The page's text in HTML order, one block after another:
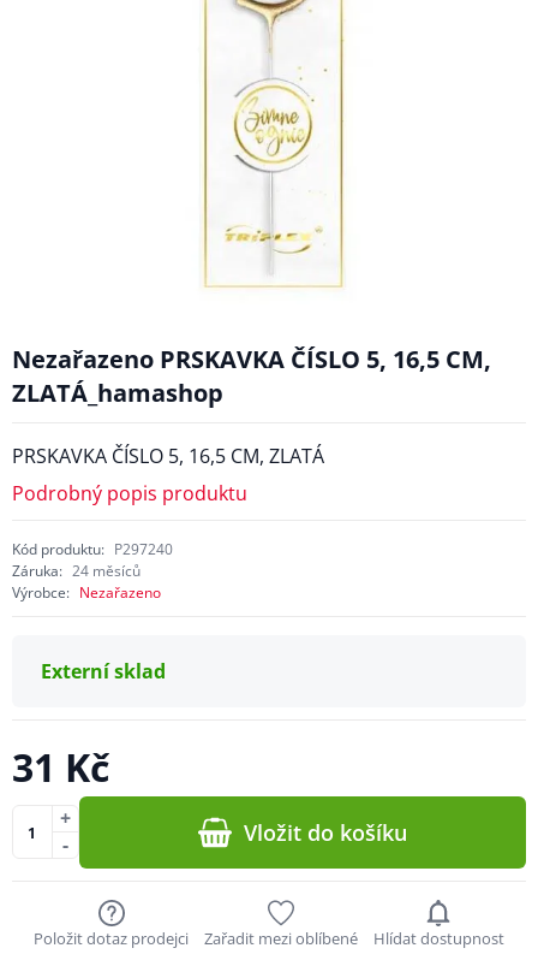
Nezařazeno PRSKAVKA ČÍSLO 5, 16,5 CM,
ZLATÁ_hamashop
PRSKAVKA ČÍSLO 5, 16,5 CM, ZLATÁ
Podrobný popis produktu
Kód produktu: P297240
Záruka: 24 měsíců
Výrobce: Nezařazeno
Externí sklad
31 Kč
-
+ Vložit do košíku
Položit dotaz prodejci Zařadit mezi oblíbené Hlídat dostupnost